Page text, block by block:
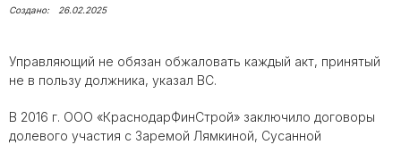
26.02.2025
Управляющий не обязан обжаловать каждый акт, принятый
не в пользу должника, указал ВС.
В 2016 г. ООО «КраснодарФинСтрой» заключило договоры
долевого участия с Заремой Лямкиной, Сусанной